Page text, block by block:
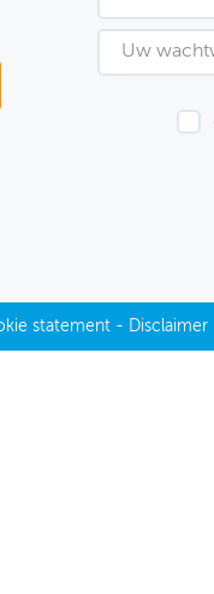
statement- Disclaimer